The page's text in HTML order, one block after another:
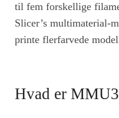
til fem forskellige
Slicer’s multimaterial-
printe flerfarvede
Hvad er